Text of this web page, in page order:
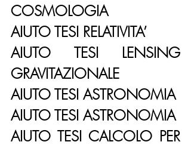
COSMOLOGIA
AIUTO TESI RELATIVITA’
AIUTO TESI LENSING
GRAVITAZIONALE
AIUTO TESI ASTRONOMIA
AIUTO TESI ASTRONOMIA
AIUTO TESI CALCOLO PER